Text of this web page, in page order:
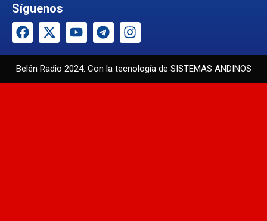
Síguenos
Belén Radio 2024. Con la tecnología de SISTEMAS ANDINOS